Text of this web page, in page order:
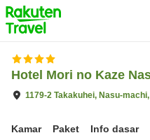
to
top
page
Hotel Mori no Kaze
1179-2 Takakuhei, Nasu-
Kamar Paket Info dasar